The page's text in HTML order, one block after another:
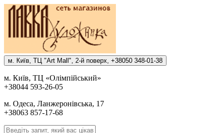
м. Киïв, ТЦ "Art Mall", 2-й поверх, +38050 348-01-38
м. Киïв, ТЦ «Олiмпiйський»
+38044 593-26-05
м. Одеса, Ланжеронiвська, 17
+38063 857-17-68